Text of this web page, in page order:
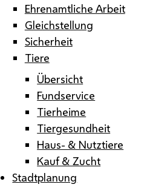
Ehrenamtliche Arbeit
Gleichstellung
Sicherheit
Tiere
Übersicht
Fundservice
Tierheime
Tiergesundheit
Haus- & Nutztiere
Kauf & Zucht
Stadtplanung